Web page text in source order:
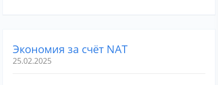
Экономия за счёт NAT
25.02.2025